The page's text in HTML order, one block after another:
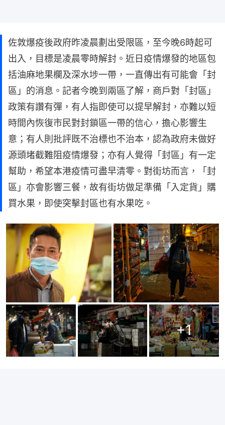
佐敦爆疫後政府昨凌晨劃出受限區，至今晚6時起可
出入，目標是凌晨零時解封。近日疫情爆發的地區包
括油麻地果欄及深水埗一帶，一直傳出有可能會「封
區」的消息。記者今晚到兩區了解，商戶對「封區」
政策有讚有彈，有人指即使可以提早解封，亦難以短
時間內恢復市民對封鎖區一帶的信心，擔心影響生
意；有人則批評既不治標也不治本，認為政府未做好
源頭堵截難阻疫情爆發；亦有人覺得「封區」有一定
幫助，希望本港疫情可盡早清零。對街坊而言，「封
區」亦會影響三餐，故有街坊做足準備「入定貨」購
買水果，即使突擊封區也有水果吃。
+1